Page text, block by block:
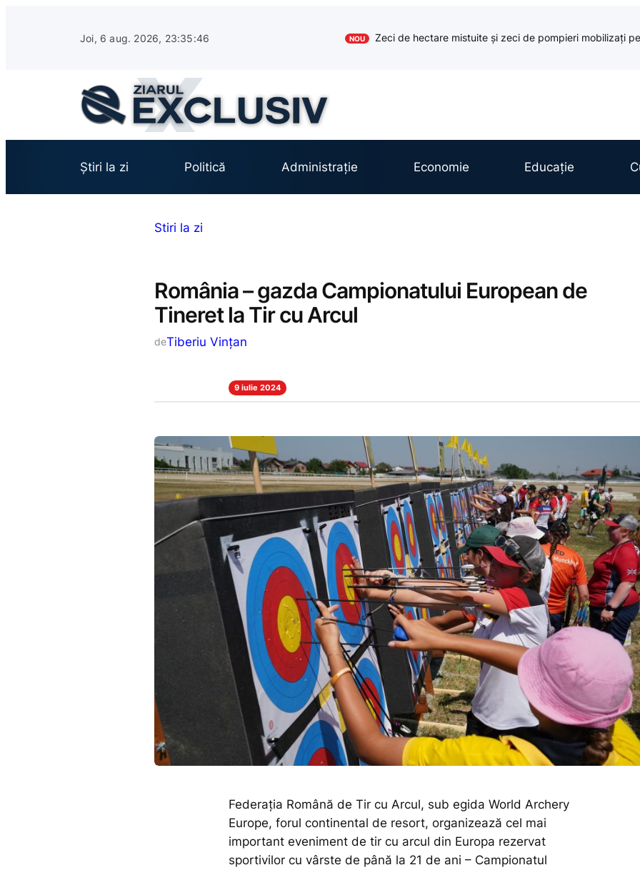
Joi, 6 aug. 2026, 23:35:47 NOU Zeci de hectare mistuite și zeci de pompieri mobilizați
Știri la zi Politică Administrație Economie Educație
Stiri la zi
România – gazda Campionatului European de
Tineret la Tir cu Arcul
deTiberiu Vințan
9 iulie 2024
Federația Română de Tir cu Arcul, sub egida World Archery
Europe, forul continental de resort, organizează cel mai
important eveniment de tir cu arcul din Europa rezervat
sportivilor cu vârste de până la 21 de ani – Campionatul